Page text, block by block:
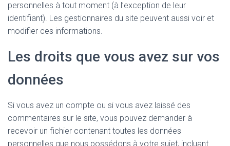
personnelles à tout moment (à l’exception de leur
identifiant). Les gestionnaires du site peuvent aussi voir et
modifier ces informations.
Les droits que vous avez sur vos
données
Si vous avez un compte ou si vous avez laissé des
commentaires sur le site, vous pouvez demander à
recevoir un fichier contenant toutes les données
personnelles que nous possédons à votre sujet, incluant